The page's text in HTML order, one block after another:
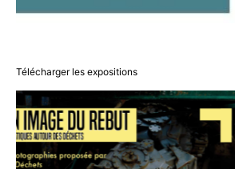
Télécharger les expositions